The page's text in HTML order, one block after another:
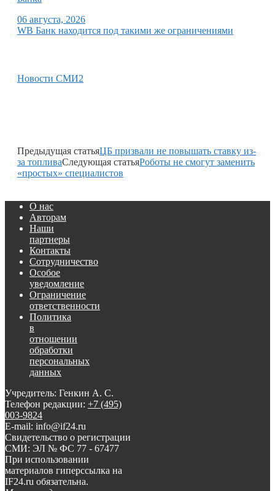
06 августа, 2026
WB Банк находится под такими же ограничениями
Новости СМИ2
Предыдущая статьяЦБ призвали не повышать ставку из-
за топливаСледующая статьяРоботы не смогут заменить
«простых» специалистов
О нас
Авторам
Наши
партнеры
Контакты
Сотрудничество
Особое
уведомление
Ограничение
ответственности
Политика
в
отношении
обработки
персональных
данных
Учредитель: Генкин А. С.
Телефон редакции: +7 (495)
003-9824
E-mail: info@if24.ru
Свидетельство о регистрации
СМИ: ЭЛ № ФС 77 - 67477
При использовании
материалов гиперссылка на
IF24.ru обязательна.